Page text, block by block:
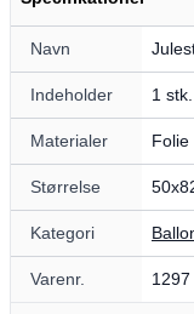
Navn
Indeholder 1
Materialer Folie
Størrelse
Kategori
Varenr. 1297